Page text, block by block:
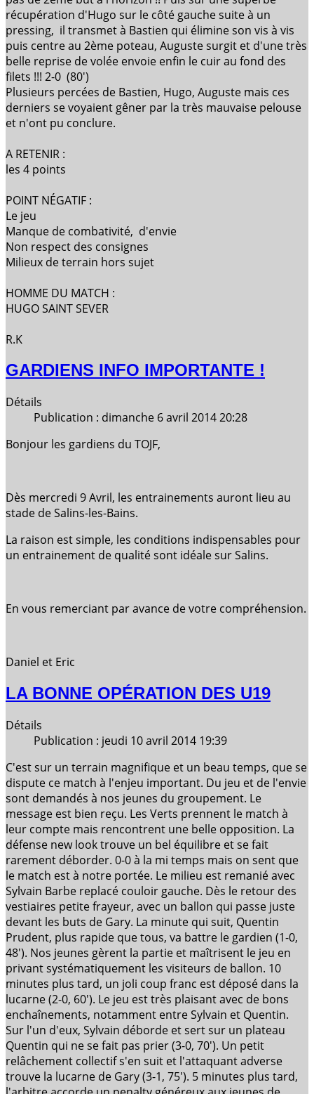
récupération d'Hugo sur le côté gauche suite à un
pressing, il transmet à Bastien qui élimine son vis à vis
puis centre au 2ème poteau, Auguste surgit et d'une très
belle reprise de volée envoie enfin le cuir au fond des
filets !!! 2-0 (80')
Plusieurs percées de Bastien, Hugo, Auguste mais ces
derniers se voyaient gêner par la très mauvaise pelouse
et n'ont pu conclure.
A RETENIR :
les 4 points
POINT NÉGATIF :
Le jeu
Manque de combativité, d'envie
Non respect des consignes
Milieux de terrain hors sujet
HOMME DU MATCH :
HUGO SAINT SEVER
R.K
GARDIENS INFO IMPORTANTE !
Détails
Publication : dimanche 6 avril 2014 20:28
Bonjour les gardiens du TOJF,
Dès mercredi 9 Avril, les entrainements auront lieu au
stade de Salins-les-Bains.
La raison est simple, les conditions indispensables pour
un entrainement de qualité sont idéale sur Salins.
En vous remerciant par avance de votre compréhension.
Daniel et Eric
LA BONNE OPÉRATION DES U19
Détails
Publication : jeudi 10 avril 2014 19:39
C'est sur un terrain magnifique et un beau temps, que se
dispute ce match à l'enjeu important. Du jeu et de l'envie
sont demandés à nos jeunes du groupement. Le
message est bien reçu. Les Verts prennent le match à
leur compte mais rencontrent une belle opposition. La
défense new look trouve un bel équilibre et se fait
rarement déborder. 0-0 à la mi temps mais on sent que
le match est à notre portée. Le milieu est remanié avec
Sylvain Barbe replacé couloir gauche. Dès le retour des
vestiaires petite frayeur, avec un ballon qui passe juste
devant les buts de Gary. La minute qui suit, Quentin
Prudent, plus rapide que tous, va battre le gardien (1-0,
48'). Nos jeunes gèrent la partie et maîtrisent le jeu en
privant systématiquement les visiteurs de ballon. 10
minutes plus tard, un joli coup franc est déposé dans la
lucarne (2-0, 60'). Le jeu est très plaisant avec de bons
enchaînements, notamment entre Sylvain et Quentin.
Sur l'un d'eux, Sylvain déborde et sert sur un plateau
Quentin qui ne se fait pas prier (3-0, 70'). Un petit
relâchement collectif s'en suit et l'attaquant adverse
trouve la lucarne de Gary (3-1, 75'). 5 minutes plus tard,